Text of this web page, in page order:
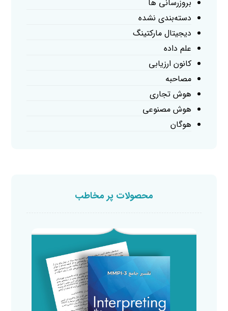
بروزرسانی ها
دسته‌بندی نشده
دیجیتال مارکتینگ
علم داده
کانون ارزیابی
مصاحبه
هوش تجاری
هوش مصنوعی
هوگان
محصولات پر مخاطب